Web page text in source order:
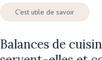
C'est utile de savoir
Balances de